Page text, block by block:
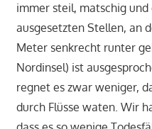
immer steil, matschig
ausgesetzten Stellen, an
Meter senkrecht runter
Nordinsel) ist
regnet es zwar weniger,
durch Flüsse waten. Wir